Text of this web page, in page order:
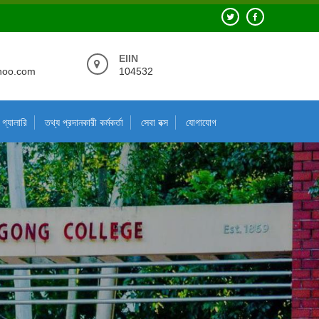
EIIN
104532
গ্যালারি তথ্য প্রদানকারী কর্মকর্তা সেবা বক্স যোগাযোগ